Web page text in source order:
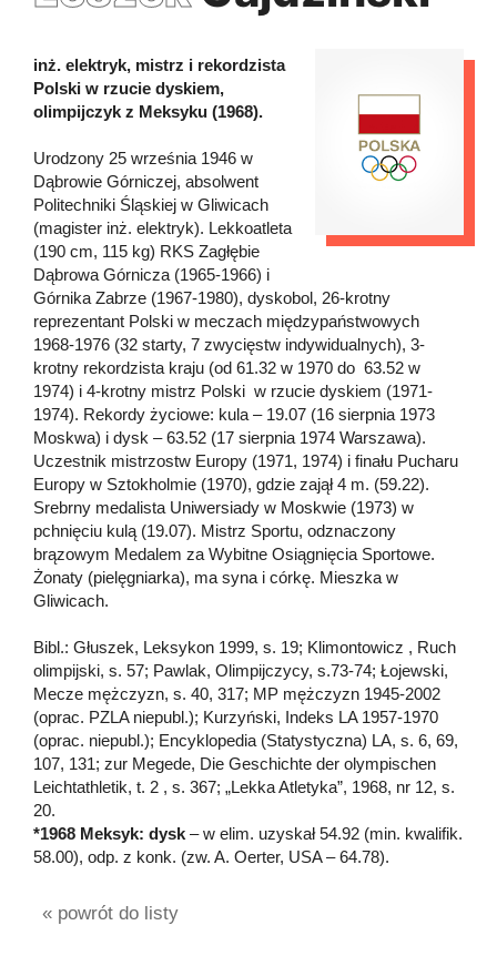
inż. elektryk, mistrz i rekordzista
Polski w rzucie dyskiem,
olimpijczyk z Meksyku (1968).
Urodzony 25 września 1946 w
Dąbrowie Górniczej, absolwent
Politechniki Śląskiej w Gliwicach
(magister inż. elektryk). Lekkoatleta
(190 cm, 115 kg) RKS Zagłębie
Dąbrowa Górnicza (1965-1966) i
Górnika Zabrze (1967-1980), dyskobol, 26-krotny
reprezentant Polski w meczach międzypaństwowych
1968-1976 (32 starty, 7 zwycięstw indywidualnych), 3-
krotny rekordzista kraju (od 61.32 w 1970 do 63.52 w
1974) i 4-krotny mistrz Polski w rzucie dyskiem (1971-
1974). Rekordy życiowe: kula – 19.07 (16 sierpnia 1973
Moskwa) i dysk – 63.52 (17 sierpnia 1974 Warszawa).
Uczestnik mistrzostw Europy (1971, 1974) i finału Pucharu
Europy w Sztokholmie (1970), gdzie zajął 4 m. (59.22).
Srebrny medalista Uniwersiady w Moskwie (1973) w
pchnięciu kulą (19.07). Mistrz Sportu, odznaczony
brązowym Medalem za Wybitne Osiągnięcia Sportowe.
Żonaty (pielęgniarka), ma syna i córkę. Mieszka w
Gliwicach.
Bibl.: Głuszek, Leksykon 1999, s. 19; Klimontowicz , Ruch
olimpijski, s. 57; Pawlak, Olimpijczycy, s.73-74; Łojewski,
Mecze mężczyzn, s. 40, 317; MP mężczyzn 1945-2002
(oprac. PZLA niepubl.); Kurzyński, Indeks LA 1957-1970
(oprac. niepubl.); Encyklopedia (Statystyczna) LA, s. 6, 69,
107, 131; zur Megede, Die Geschichte der olympischen
Leichtathletik, t. 2 , s. 367; „Lekka Atletyka”, 1968, nr 12, s.
20.
*1968 Meksyk: dysk – w elim. uzyskał 54.92 (min. kwalifik.
58.00), odp. z konk. (zw. A. Oerter, USA – 64.78).
« powrót do listy